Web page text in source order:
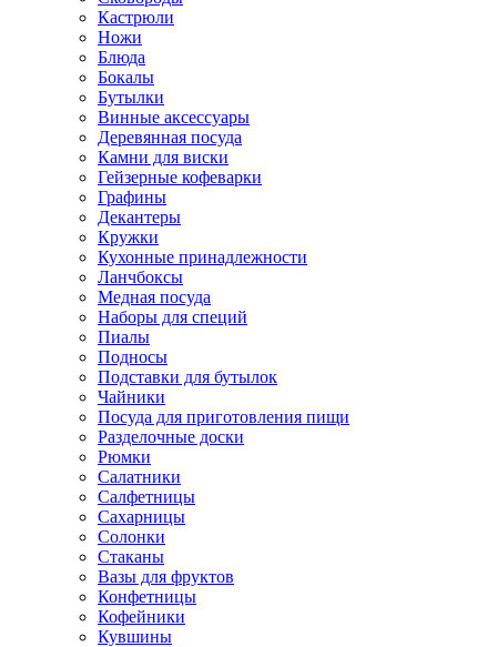
Кастрюли
Ножи
Блюда
Бокалы
Бутылки
Винные аксессуары
Деревянная посуда
Камни для виски
Гейзерные кофеварки
Графины
Декантеры
Кружки
Кухонные принадлежности
Ланчбоксы
Медная посуда
Наборы для специй
Пиалы
Подносы
Подставки для бутылок
Чайники
Посуда для приготовления пищи
Разделочные доски
Рюмки
Салатники
Салфетницы
Сахарницы
Солонки
Стаканы
Вазы для фруктов
Конфетницы
Кофейники
Кувшины